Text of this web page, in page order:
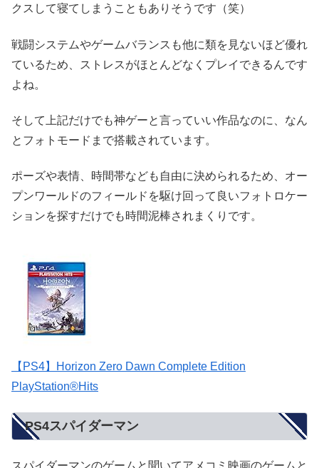
クスして寝てしまうこともありそうです（笑）
戦闘システムやゲームバランスも他に類を見ないほど優れ
ているため、ストレスがほとんどなくプレイできるんです
よね。
そして上記だけでも神ゲーと言っていい作品なのに、なん
とフォトモードまで搭載されています。
ポーズや表情、時間帯なども自由に決められるため、オー
プンワールドのフィールドを駆け回って良いフォトロケー
ションを探すだけでも時間泥棒されまくりです。
【PS4】Horizon Zero Dawn Complete Edition
PlayStation®Hits
PS4スパイダーマン